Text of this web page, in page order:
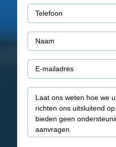
Telefoon
(Vereist)
Naam
(Vereist)
E-
(Vereist)